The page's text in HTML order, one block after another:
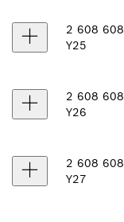
2 608 608
Y25
2 608 608
Y26
2 608 608
Y27